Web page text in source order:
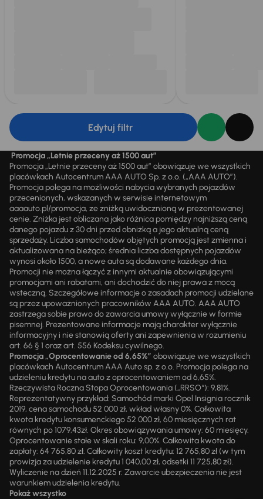
Edytuj filtr
Promocja „Letnie przeceny aż 1500 aut”
Promocja „Letnie przeceny aż 1500 aut” obowiązuje we wszystkich
placówkach Autocentrum AAA AUTO Sp. z o.o. („AAA AUTO”).
Promocja polega na możliwości nabycia wybranych pojazdów
przecenionych, wskazanych w serwisie internetowym
aaaauto.pl/promocja, ze zniżką uwidocznioną w prezentowanej
cenie. Zniżka jest obliczana jako różnica pomiędzy najniższą ceną
danego pojazdu z 30 dni przed obniżką a jego aktualną ceną
sprzedaży. Liczba samochodów objętych promocją jest zmienna i
aktualizowana na bieżąco; średnia liczba dostępnych pojazdów
wynosi około 1500, a nowe auta są dodawane każdego dnia.
Promocji nie można łączyć z innymi aktualnie obowiązującymi
promocjami ani rabatami, ani dochodzić do niej prawa z mocą
wsteczną. Szczegółowe informacje o zasadach promocji udzielane
są przez upoważnionych pracowników AAA AUTO. AAA AUTO
zastrzega sobie prawo do zawarcia umowy wyłącznie w formie
pisemnej. Prezentowane informacje mają charakter wyłącznie
informacyjny i nie stanowią oferty ani zapewnienia w rozumieniu
art. 66 § 1 oraz art. 556 Kodeksu cywilnego.
Promocja „Oprocentowanie od 6,65%” obowiązuje we wszystkich
placówkach Autocentrum AAA Auto sp. z o.o. Promocja polega na
udzieleniu kredytu na auto z oprocentowaniem od 6,65%.
Rzeczywista Roczna Stopa Oprocentowania („RRSO“): 9,81%.
Reprezentatywny przykład: Samochód marki Opel Insignia rocznik
2019, cena samochodu 52 000 zł, wkład własny 0%. Całkowita
kwota kredytu konsumenckiego 52 000 zł, 60 miesięcznych rat
równych po 1079,43zł. Okres obowiązywania umowy: 60 miesięcy.
Oprocentowanie stałe w skali roku: 9,00%. Całkowita kwota do
zapłaty: 64 765,80 zł. Całkowity koszt kredytu: 12 765,80 zł (w tym
prowizja za udzielenie kredytu 1 040,00 zł, odsetki 11 725,80 zł).
Wyliczenie na dzień 11.12.2025 r. Zawarcie ubezpieczenia nie jest
warunkiem udzielenia kredytu.
Pokaż wszystko